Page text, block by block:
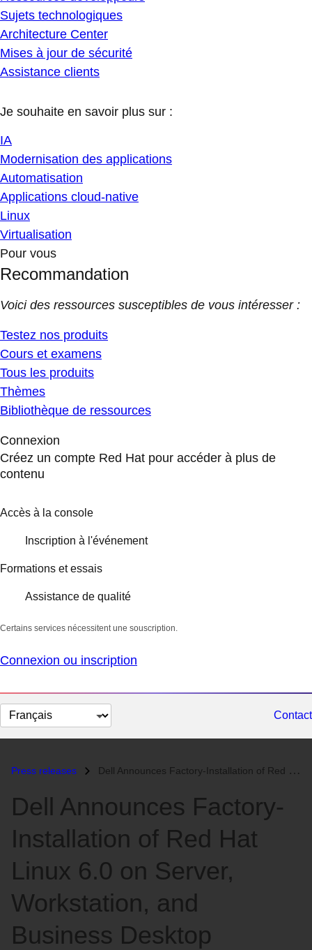
Sujets technologiques
Architecture Center
Mises à jour de sécurité
Assistance clients
Je souhaite en savoir plus sur :
IA
Modernisation des applications
Automatisation
Applications cloud-native
Linux
Virtualisation
Pour vous
Recommandation
Voici des ressources susceptibles de vous intéresser :
Testez nos produits
Cours et examens
Tous les produits
Thèmes
Bibliothèque de ressources
Connexion
Créez un compte Red Hat pour accéder à plus de
contenu
Accès à la console
Inscription à l'événement
Formations et essais
Assistance de qualité
Certains services nécessitent une souscription.
Connexion ou inscription
Changer
la
Contact
Press releases Dell Announces Factory-Installation of Red Hat Linux 6.0 on Server, Wo...
Dell Announces Factory-
Installation of Red Hat
Linux 6.0 on Server,
Workstation, and
Business Desktop